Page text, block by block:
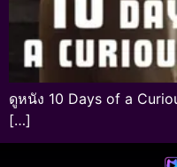
ดูหนัง 10 Days of a
[…]